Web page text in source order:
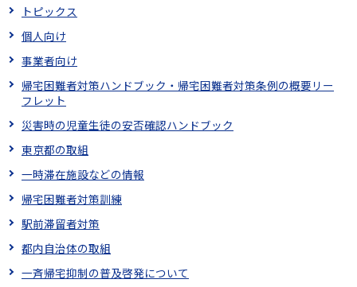
トピックス
個人向け
事業者向け
帰宅困難者対策ハンドブック・帰宅困難者対策条例の概要リー
フレット
災害時の児童生徒の安否確認ハンドブック
東京都の取組
一時滞在施設などの情報
帰宅困難者対策訓練
駅前滞留者対策
都内自治体の取組
一斉帰宅抑制の普及啓発について